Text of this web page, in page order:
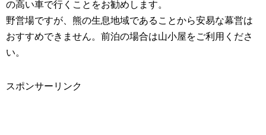
の高い車で行くことをお勧めします。
野営場ですが、熊の生息地域であることから安易な幕営は
おすすめできません。前泊の場合は山小屋をご利用くださ
い。
スポンサーリンク